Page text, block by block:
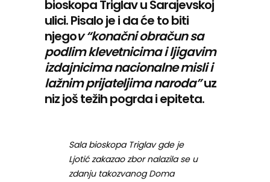
bioskopa Triglav u Sarajevskoj
ulici. Pisalo je i da će to biti
njegov “konačni obračun sa
podlim klevetnicima i ljigavim
izdajnicima nacionalne misli i
lažnim prijateljima naroda”uz
niz još težih pogrda i epiteta.
Sala bioskopa Triglav gde je
Ljotić zakazao zbor nalazila se u
zdanju takozvanog Doma